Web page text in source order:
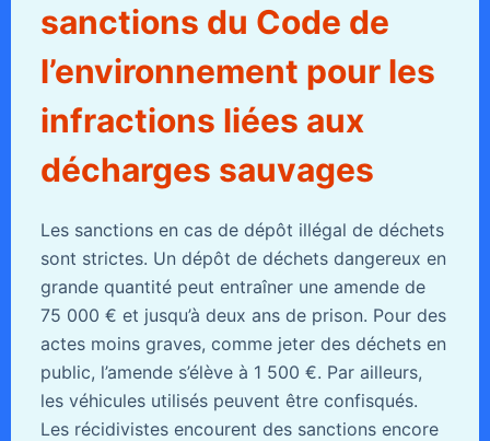
sanctions du Code de
l’environnement pour les
infractions liées aux
décharges sauvages
Les sanctions en cas de dépôt illégal de déchets
sont strictes. Un dépôt de déchets dangereux en
grande quantité peut entraîner une amende de
75 000 € et jusqu’à deux ans de prison. Pour des
actes moins graves, comme jeter des déchets en
public, l’amende s’élève à 1 500 €. Par ailleurs,
les véhicules utilisés peuvent être confisqués.
Les récidivistes encourent des sanctions encore